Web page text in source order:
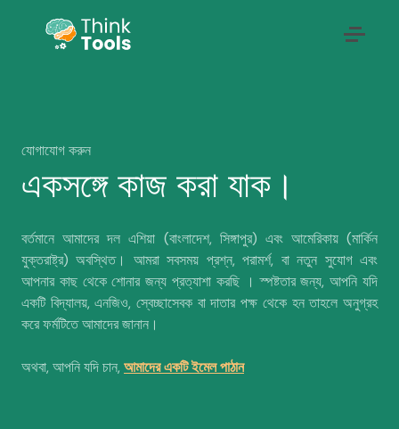
যোগাযোগ করুন
একসঙ্গে কাজ করা যাক।
বর্তমানে আমাদের দল এশিয়া (বাংলাদেশ, সিঙ্গাপুর) এবং আমেরিকায় (মার্কিন
যুক্তরাষ্ট্র) অবস্থিত। আমরা সবসময় প্রশ্ন, পরামর্শ, বা নতুন সুযোগ এবং
আপনার কাছ থেকে শোনার জন্য প্রত্যাশা করছি । স্পষ্টতার জন্য, আপনি যদি
একটি বিদ্যালয়, এনজিও, স্বেচ্ছাসেবক বা দাতার পক্ষ থেকে হন তাহলে অনুগ্রহ
করে ফর্মটিতে আমাদের জানান।
অথবা, আপনি যদি চান, আমাদের একটি ইমেল পাঠান